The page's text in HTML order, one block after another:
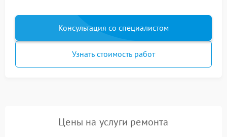
Консультация со специалистом
Узнать стоимость работ
Цены на услуги ремонта